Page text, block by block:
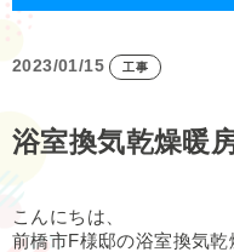
2023/01/15 工事
浴室換気乾燥暖
こんにちは、
前橋市F様邸の浴室換気